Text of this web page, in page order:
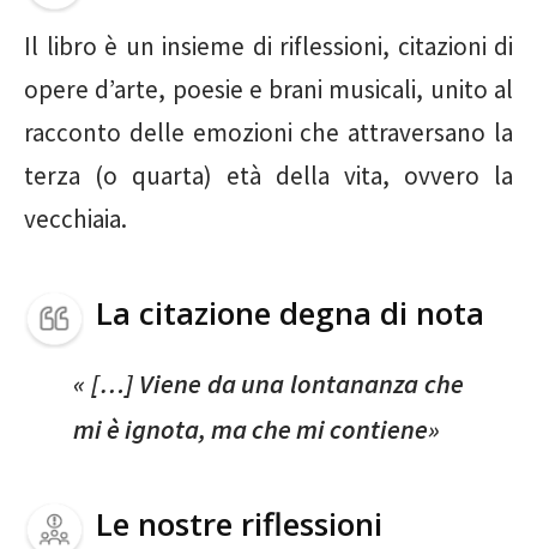
Il libro è un insieme di riflessioni, citazioni di
opere d’arte, poesie e brani musicali, unito al
racconto delle emozioni che attraversano la
terza (o quarta) età della vita, ovvero la
vecchiaia.
La citazione degna di nota
« […] Viene da una lontananza che
mi è ignota, ma che mi contiene»
Le nostre riflessioni